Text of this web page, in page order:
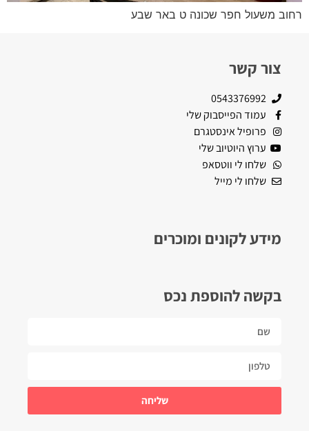
רחוב משעול חפר שכונה ט באר שבע
צור קשר
0543376992
עמוד הפייסבוק שלי
פרופיל אינסטגרם
ערוץ היוטיוב שלי
שלחו לי ווטסאפ
שלחו לי מייל
מידע לקונים ומוכרים
בקשה להוספת נכס
שליחה